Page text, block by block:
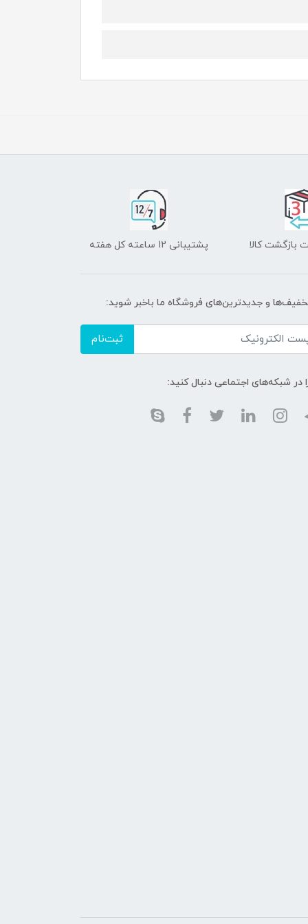
بازگشت کالا پشتیبانی 12 ساعته کل هفته
و جدیدترین‌های فروشگاه ما باخبر شوید:
ثبت‌نام
در شبکه‌های اجتماعی دنبال کنید: